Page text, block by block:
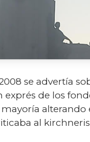
se advertía
exprés de los
alterando
al